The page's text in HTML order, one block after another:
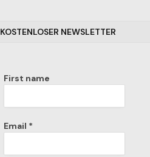
KOSTENLOSER NEWSLETTER
First name
Email *